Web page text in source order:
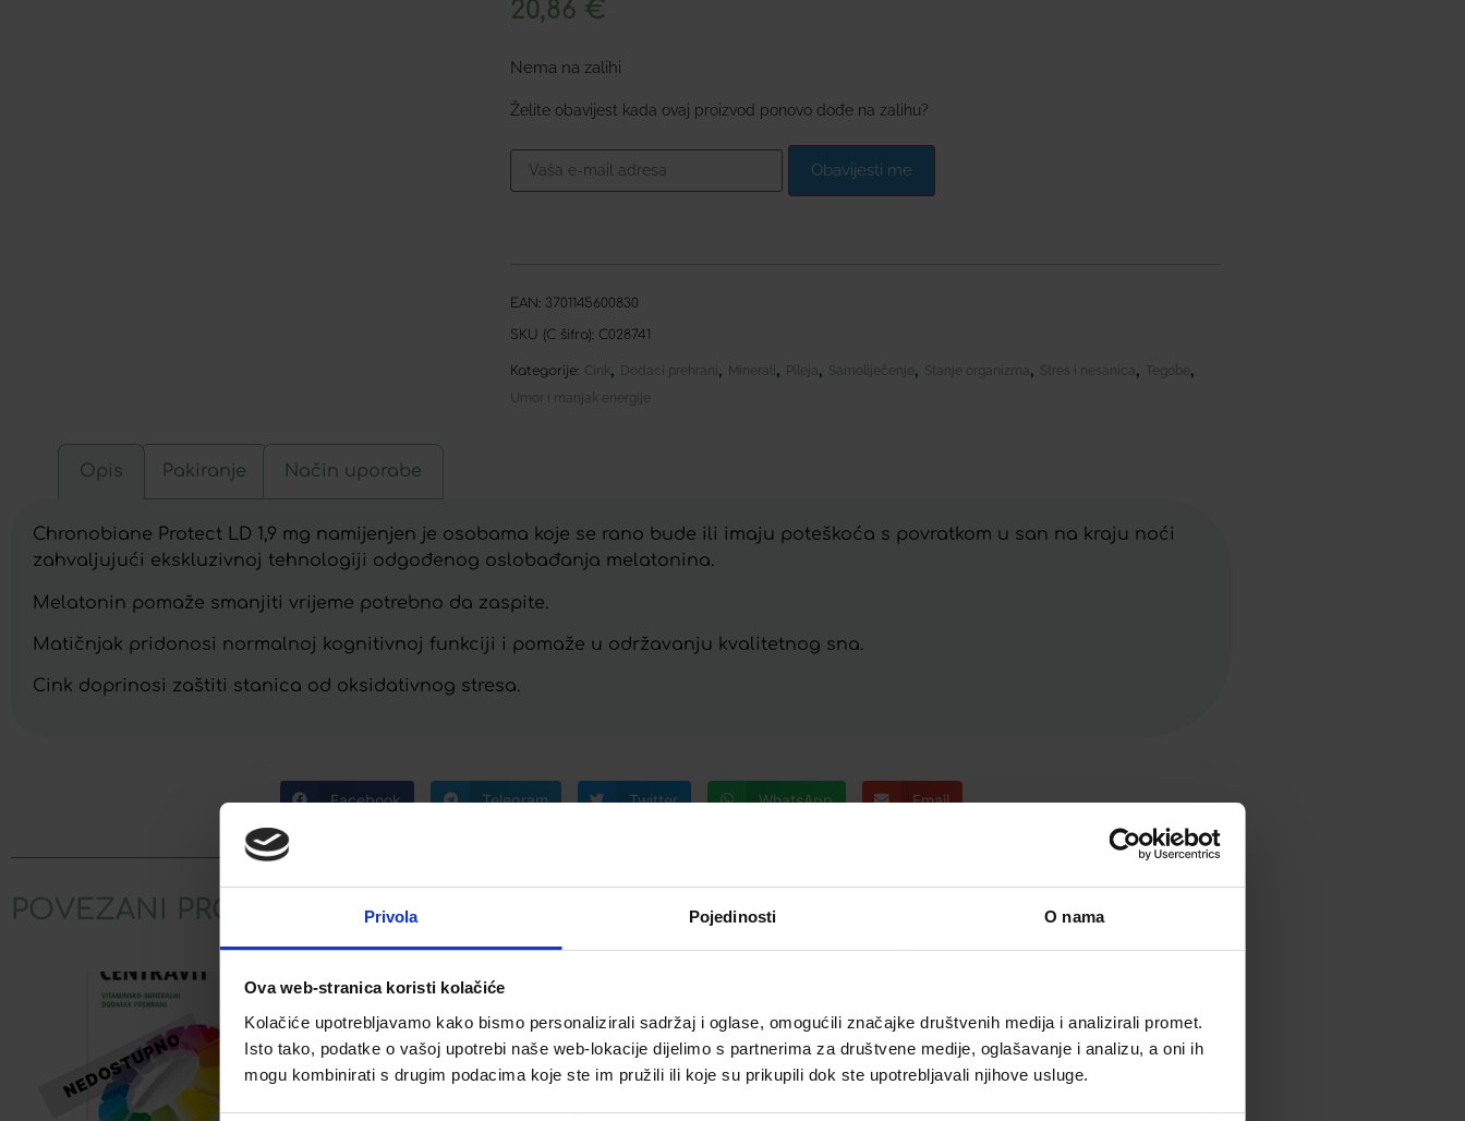
Privola Pojedinosti O nama
Ova web-stranica koristi kolačiće
Kolačiće upotrebljavamo kako bismo personalizirali sadržaj i oglase, omogućili značajke društvenih medija i analizirali promet.
Isto tako, podatke o vašoj upotrebi naše web-lokacije dijelimo s partnerima za društvene medije, oglašavanje i analizu, a oni ih
mogu kombinirati s drugim podacima koje ste im pružili ili koje su prikupili dok ste upotrebljavali njihove usluge.
20,86 €
Nema na zalihi
Želite obavijest kada ovaj proizvod ponovo dođe na zalihu?
Obavijesti me
EAN: 3701145600830
SKU (C šifra): C028741
Kategorije: Cink, Dodaci prehrani, Minerali, Pileja, Samoliječenje, Stanje organizma, Stres i nesanica, Tegobe,
Umor i manjak energije
Opis Pakiranje Način uporabe
Chronobiane Protect LD 1,9 mg namijenjen je osobama koje se rano bude ili imaju poteškoća s povratkom u san na kraju noći
zahvaljujući ekskluzivnoj tehnologiji odgođenog oslobađanja melatonina.
Melatonin pomaže smanjiti vrijeme potrebno da zaspite.
Matičnjak pridonosi normalnoj kognitivnoj funkciji i pomaže u održavanju kvalitetnog sna.
Cink doprinosi zaštiti stanica od oksidativnog stresa.
Facebook Telegram Twitter WhatsApp Email
POVEZANI PROIZVODI
ALPENKRAFT SIRUP Á 250 ML